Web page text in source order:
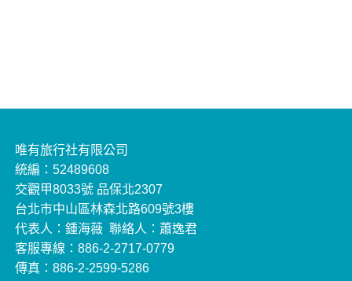
唯有旅行社有限公司
統編：52489608
交觀甲8033號 品保北2307
台北市中山區林森北路609號3樓
代表人：鍾海薇 聯絡人：蕭逸君
客服專線：886-2-2717-0779
傳真：886-2-2599-5286